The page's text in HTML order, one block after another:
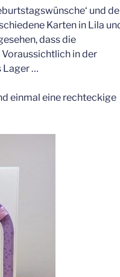
und
Karten in Lila
dass die
in der
Lager …
einmal eine rechteckige